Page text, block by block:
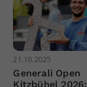
21.10.2025
Generali Open
Kitzbühel 2026: